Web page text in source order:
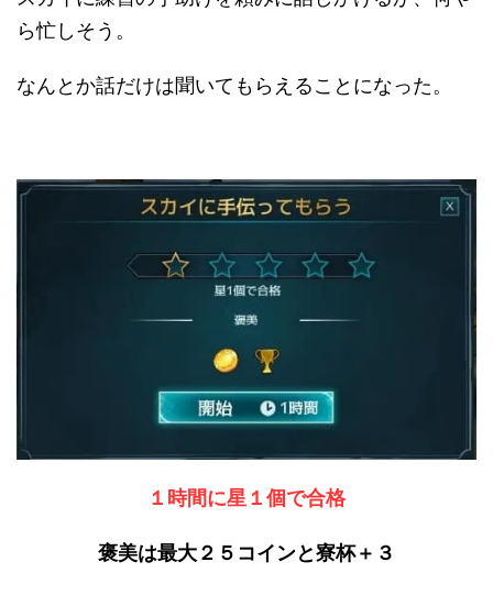
ら忙しそう。
なんとか話だけは聞いてもらえることになった。
１時間に星１個で合格
褒美は最大２５コインと寮杯＋３